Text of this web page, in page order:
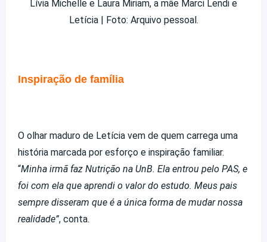
Lívia Michelle e Laura Miriam, a mãe Marci Lendi e
Letícia | Foto: Arquivo pessoal.
Inspiração de família
O olhar maduro de Letícia vem de quem carrega uma
história marcada por esforço e inspiração familiar.
“Minha irmã faz Nutrição na UnB. Ela entrou pelo PAS, e
foi com ela que aprendi o valor do estudo. Meus pais
sempre disseram que é a única forma de mudar nossa
realidade”, conta.